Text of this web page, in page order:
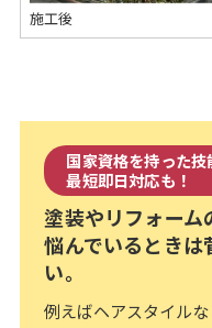
施工後
国家資格を持った技
最短即日対応も！
塗装やリフォーム
悩んでいるときは
い。
例えばヘアスタイル